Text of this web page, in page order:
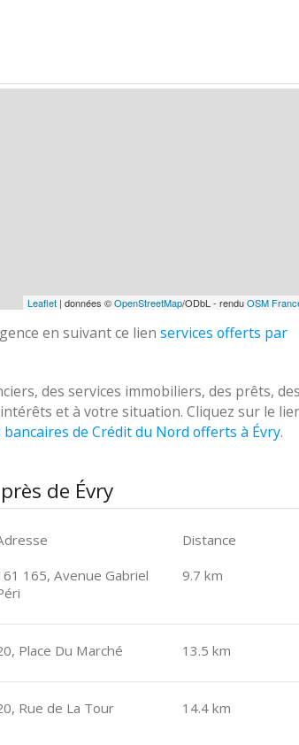
Leaflet| données ©OpenStreetMap/ODbL - renduOSM
en suivant ce lien services offerts par
des services immobiliers, des prêts,
et à votre situation. Cliquez sur le
de Crédit du Nord offerts à Évry.
de Évry
Distance
165, Avenue Gabriel
9.7 km
Place Du Marché 13.5 km
Rue de La Tour 14.4 km